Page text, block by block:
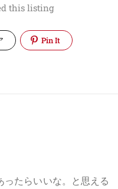
this listing
Pin It
たらいいな。と思える